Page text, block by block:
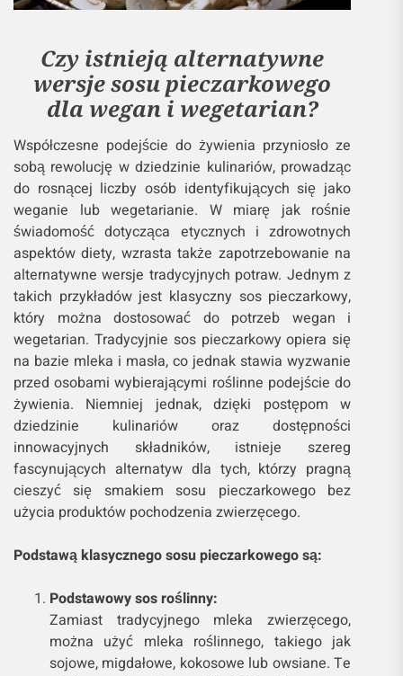
Czy istnieją alternatywne
wersje sosu pieczarkowego
dla wegan i wegetarian?
Współczesne podejście do żywienia przyniosło ze
sobą rewolucję w dziedzinie kulinariów, prowadząc
do rosnącej liczby osób identyfikujących się jako
weganie lub wegetarianie. W miarę jak rośnie
świadomość dotycząca etycznych i zdrowotnych
aspektów diety, wzrasta także zapotrzebowanie na
alternatywne wersje tradycyjnych potraw. Jednym z
takich przykładów jest klasyczny sos pieczarkowy,
który można dostosować do potrzeb wegan i
wegetarian. Tradycyjnie sos pieczarkowy opiera się
na bazie mleka i masła, co jednak stawia wyzwanie
przed osobami wybierającymi roślinne podejście do
żywienia. Niemniej jednak, dzięki postępom w
dziedzinie kulinariów oraz dostępności
innowacyjnych składników, istnieje szereg
fascynujących alternatyw dla tych, którzy pragną
cieszyć się smakiem sosu pieczarkowego bez
użycia produktów pochodzenia zwierzęcego.
Podstawą klasycznego sosu pieczarkowego są:
Podstawowy sos roślinny:
Zamiast tradycyjnego mleka zwierzęcego,
można użyć mleka roślinnego, takiego jak
sojowe, migdałowe, kokosowe lub owsiane. Te